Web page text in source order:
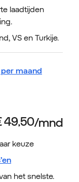
laadtijden
VS en Turkije.
per maand
keuze
het snelste.